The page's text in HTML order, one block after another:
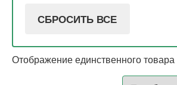
СБРОСИТЬ ВСЕ
Отображение единственного товара